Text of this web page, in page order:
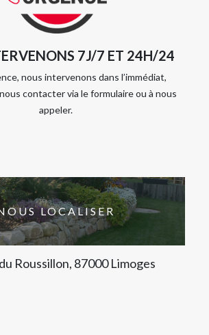
7J/7 ET 24H/24
nous intervenons dans l’immédiat,
contacter via le formulaire ou à nous
appeler.
LOCALISER
Roussillon, 87000 Limoges